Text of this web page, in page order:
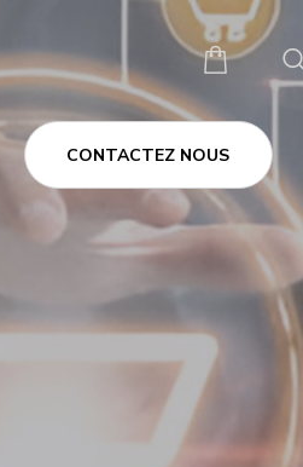
CONTACTEZ NOUS